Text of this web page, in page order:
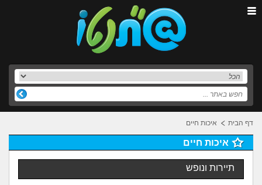
דף הבית איכות חיים
איכות חיים
תיירות ונופש